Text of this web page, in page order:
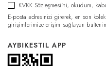
KVKK Sözleşmesi'ni, okudum,
E-posta adresinizi girerek, en son
girişimlerimize erişim sağlayan
AYBIKESTIL APP